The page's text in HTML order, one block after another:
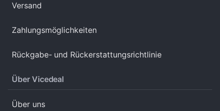
Versand
Zahlungsmöglichkeiten
Rückgabe- und Rückerstattungsrichtlinie
Über Vicedeal
Über uns